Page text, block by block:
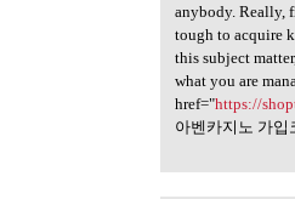
anybody. Really,
tough to acquire
this subject
what you are
href="https://
아벤카지노 가입